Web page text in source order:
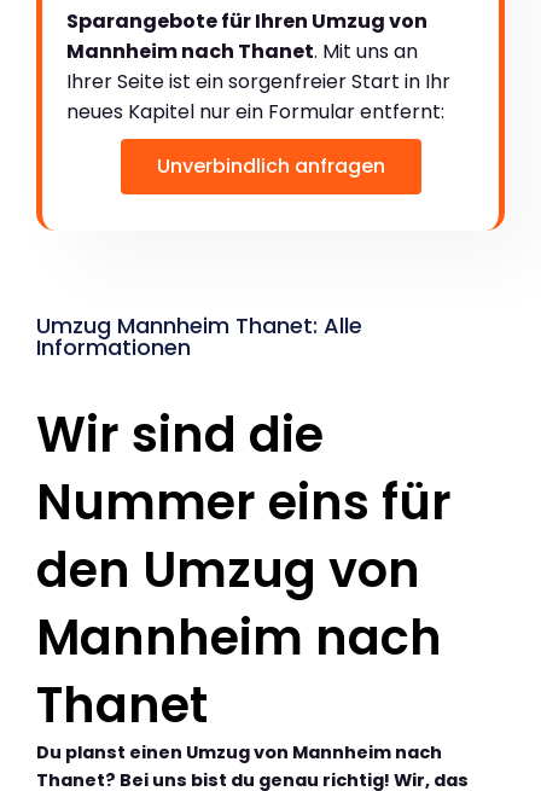
Sparangebote für Ihren Umzug von
Mannheim nach Thanet. Mit uns an
Ihrer Seite ist ein sorgenfreier Start in Ihr
neues Kapitel nur ein Formular entfernt:
Unverbindlich anfragen
Umzug Mannheim Thanet: Alle
Informationen
Wir sind die
Nummer eins für
den Umzug von
Mannheim nach
Thanet
Du planst einen Umzug von Mannheim nach
Thanet? Bei uns bist du genau richtig! Wir, das